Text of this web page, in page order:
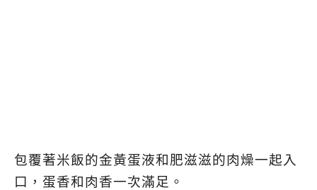
包覆著米飯的金黃蛋液和肥滋滋的肉燥一起入
口，蛋香和肉香一次滿足。